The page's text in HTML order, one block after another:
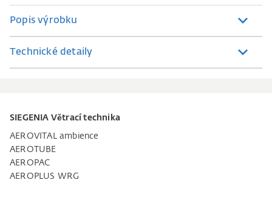
Popis výrobku
Technické detaily
SIEGENIA Větrací technika
AEROVITAL ambience
AEROTUBE
AEROPAC
AEROPLUS WRG